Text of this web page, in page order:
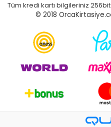
Tüm kredi kartı bilgileriniz
© 2018